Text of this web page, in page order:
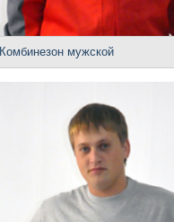
Комбинезон мужской